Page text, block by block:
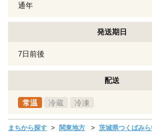
通年
発送期日
7日前後
配送
常温 冷蔵 冷凍
まちから探す 関東地方
茨城県つくばみ